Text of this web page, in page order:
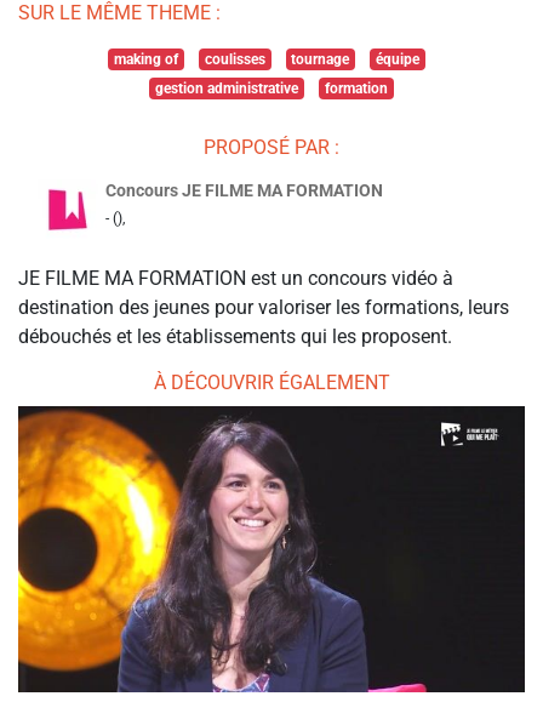
SUR LE MÊME THEME :
making of coulisses tournage
équipe
gestion administrative
formation
PROPOSÉ PAR :
Concours JE FILME MA FORMATION
- (),
JE FILME MA FORMATION est un concours vidéo à
destination des jeunes pour valoriser les formations, leurs
débouchés et les établissements qui les proposent.
À DÉCOUVRIR ÉGALEMENT